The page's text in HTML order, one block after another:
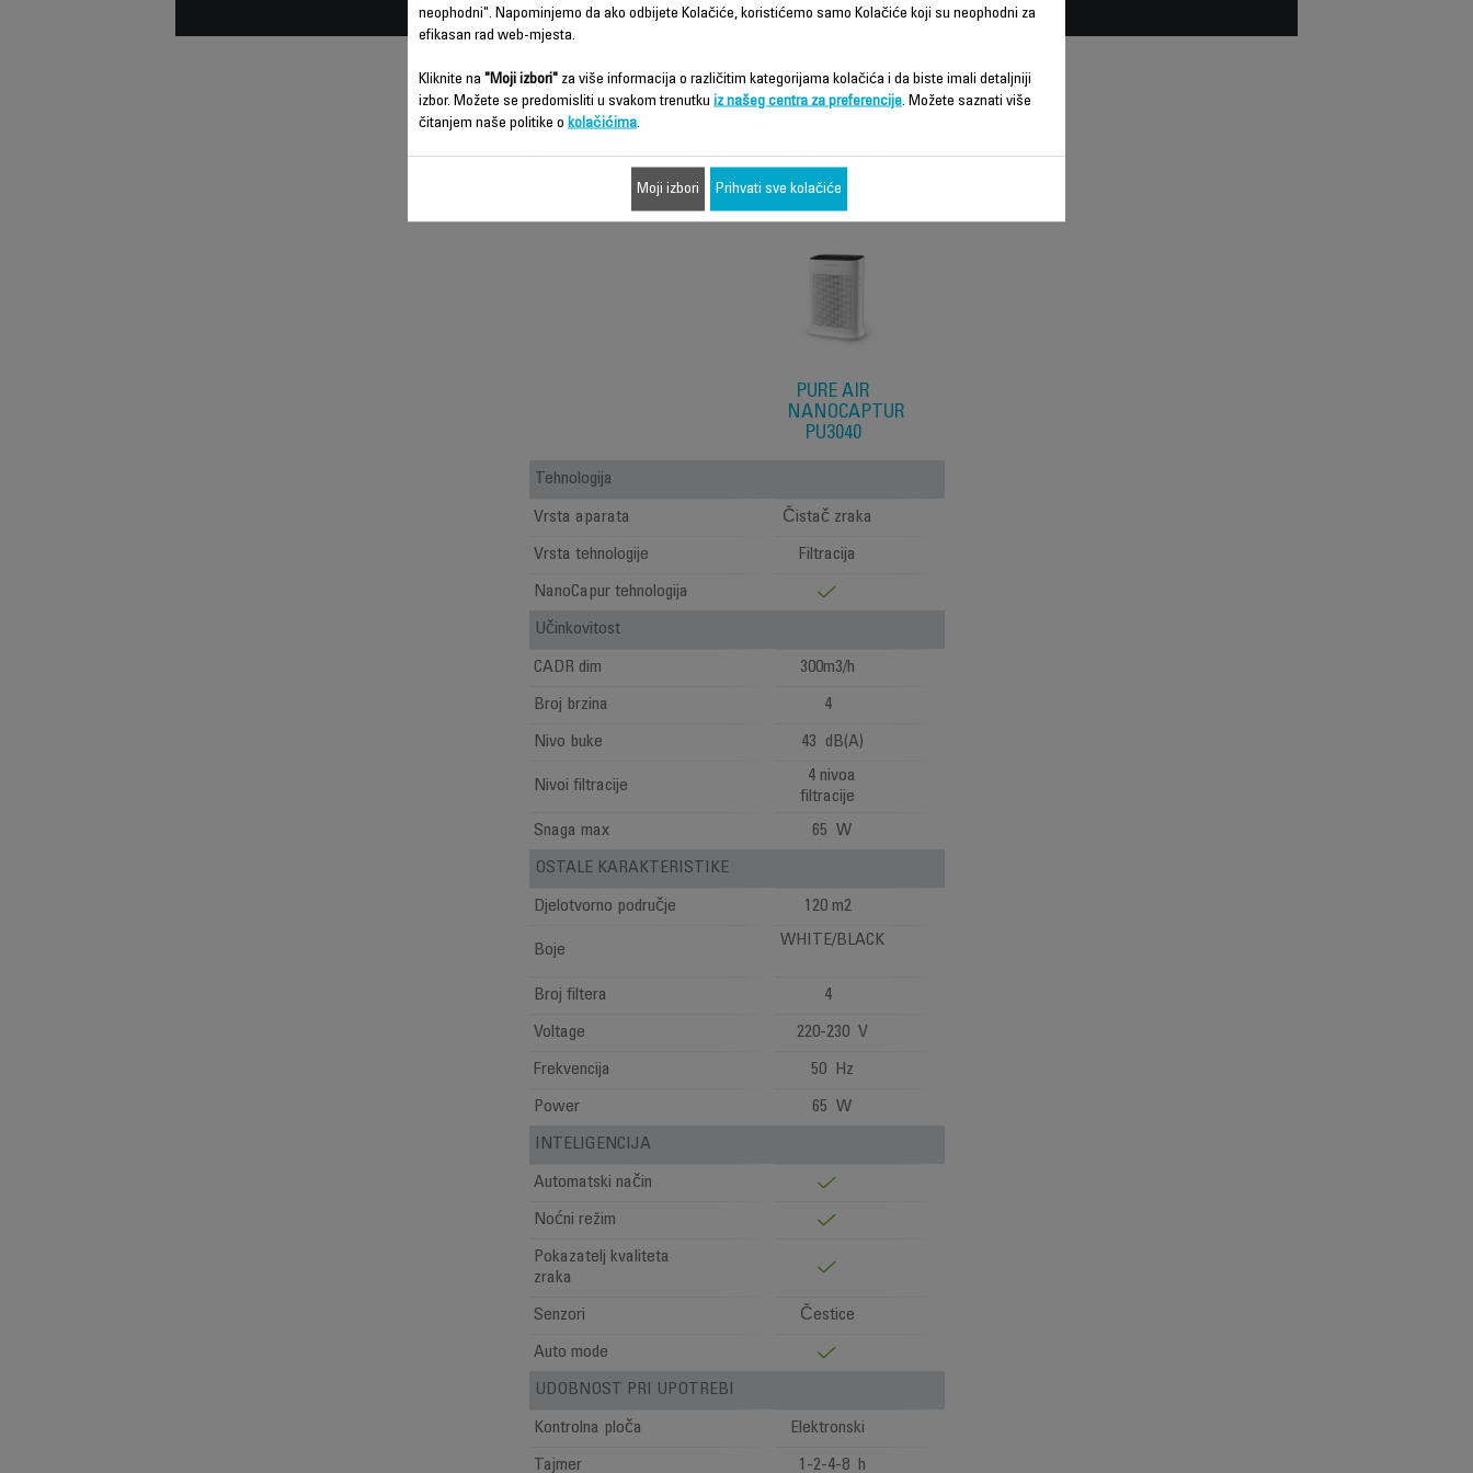
Karakteristike - Poređenje
PURE AIR
NANOCAPTUR
PU3040
Tehnologija
Vrsta aparata Čistač zraka
Vrsta tehnologije Filtracija
NanoCapur tehnologija
Učinkovitost
CADR dim 300m3/h
Broj brzina 4
Nivo buke 43 dB(A)
Nivoi filtracije
4 nivoa
filtracije
Snaga max
65 W
OSTALE KARAKTERISTIKE
Djelotvorno područje 120 m2
Boje
WHITE/BLACK
Broj filtera 4
Voltage 220-230 V
Frekvencija 50 Hz
Power 65 W
INTELIGENCIJA
Automatski način
Noćni režim
Pokazatelj kvaliteta
zraka
Senzori Čestice
Auto mode
UDOBNOST PRI UPOTREBI
Kontrolna ploča Elektronski
Tajmer 1-2-4-8 h
neophodni". Napominjemo da ako odbijete Kolačiće, koristićemo samo Kolačiće koji su neophodni za
efikasan rad web-mjesta.
Kliknite na "Moji izbori" za više informacija o različitim kategorijama kolačića i da biste imali detaljniji
izbor. Možete se predomisliti u svakom trenutku iz našeg centra za preferencije. Možete saznati više
čitanjem naše politike o kolačićima.
Moji izbori Prihvati sve kolačiće